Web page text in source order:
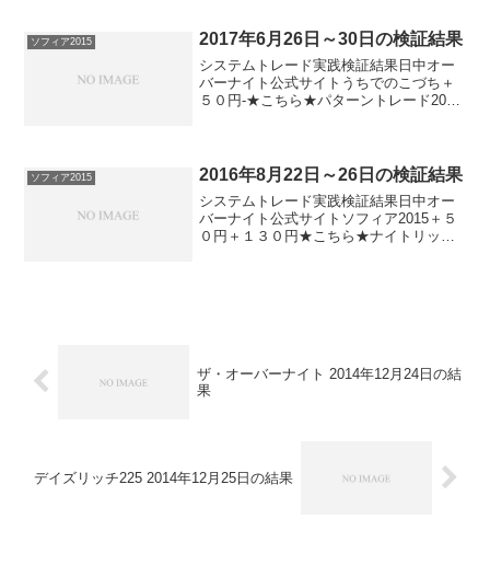
２８...
ソフィア2015 2017年6月26日～30日の検証結果
システムトレード実践検証結果日中オー
バーナイト公式サイトうちでのこづち＋
５０円-★こちら★パターントレード2017
★こちら...
ソフィア2015 2016年8月22日～26日の検証結果
システムトレード実践検証結果日中オー
バーナイト公式サイトソフィア2015＋５
０円＋１３０円★こちら★ナイトリッチ
ザ・オーバーナイト 2014年12月24日の結
果
デイズリッチ225 2014年12月25日の結果